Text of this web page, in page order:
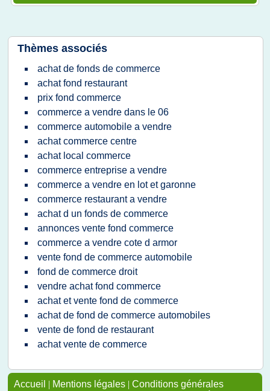
Thèmes associés
achat de fonds de commerce
achat fond restaurant
prix fond commerce
commerce a vendre dans le 06
commerce automobile a vendre
achat commerce centre
achat local commerce
commerce entreprise a vendre
commerce a vendre en lot et garonne
commerce restaurant a vendre
achat d un fonds de commerce
annonces vente fond commerce
commerce a vendre cote d armor
vente fond de commerce automobile
fond de commerce droit
vendre achat fond commerce
achat et vente fond de commerce
achat de fond de commerce automobiles
vente de fond de restaurant
achat vente de commerce
Accueil | Mentions légales | Conditions générales